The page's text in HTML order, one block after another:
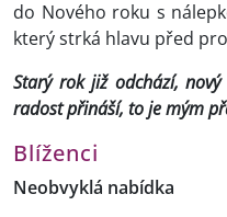
do Nového roku s
který strká hlavu před
Starý rok již odchází,
radost přináší, to je mým
Blíženci
Neobvyklá nabídka